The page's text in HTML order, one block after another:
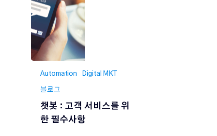
Automation Digital MKT
블로그
챗봇 : 고객 서비스를 위
한 필수사항